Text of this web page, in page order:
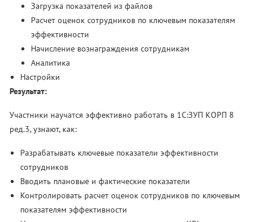
Загрузка показателей из файлов
Расчет оценок сотрудников по ключевым показателям
эффективности
Начисление вознаграждения сотрудникам
Аналитика
Настройки
Результат:
Участники научатся эффективно работать в 1С:ЗУП КОРП 8
ред.3, узнают, как:
Разрабатывать ключевые показатели эффективности
сотрудников
Вводить плановые и фактические показатели
Контролировать расчет оценок сотрудников по ключевым
показателям эффективности